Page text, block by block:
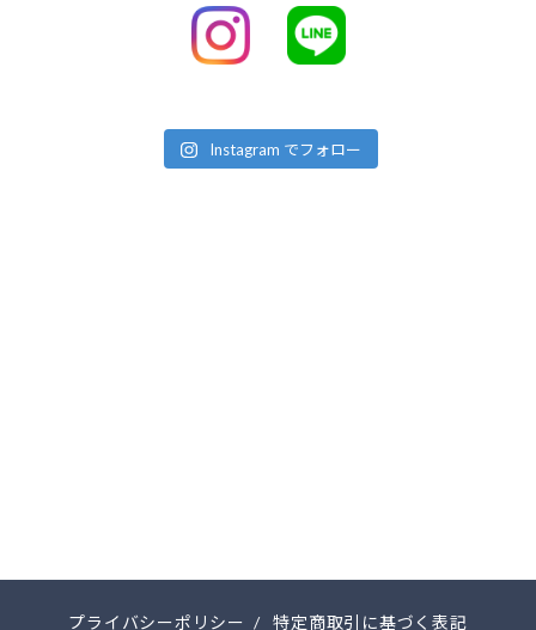
Instagram でフォロー
プライバシーポリシー / 特定商取引に基づく表記